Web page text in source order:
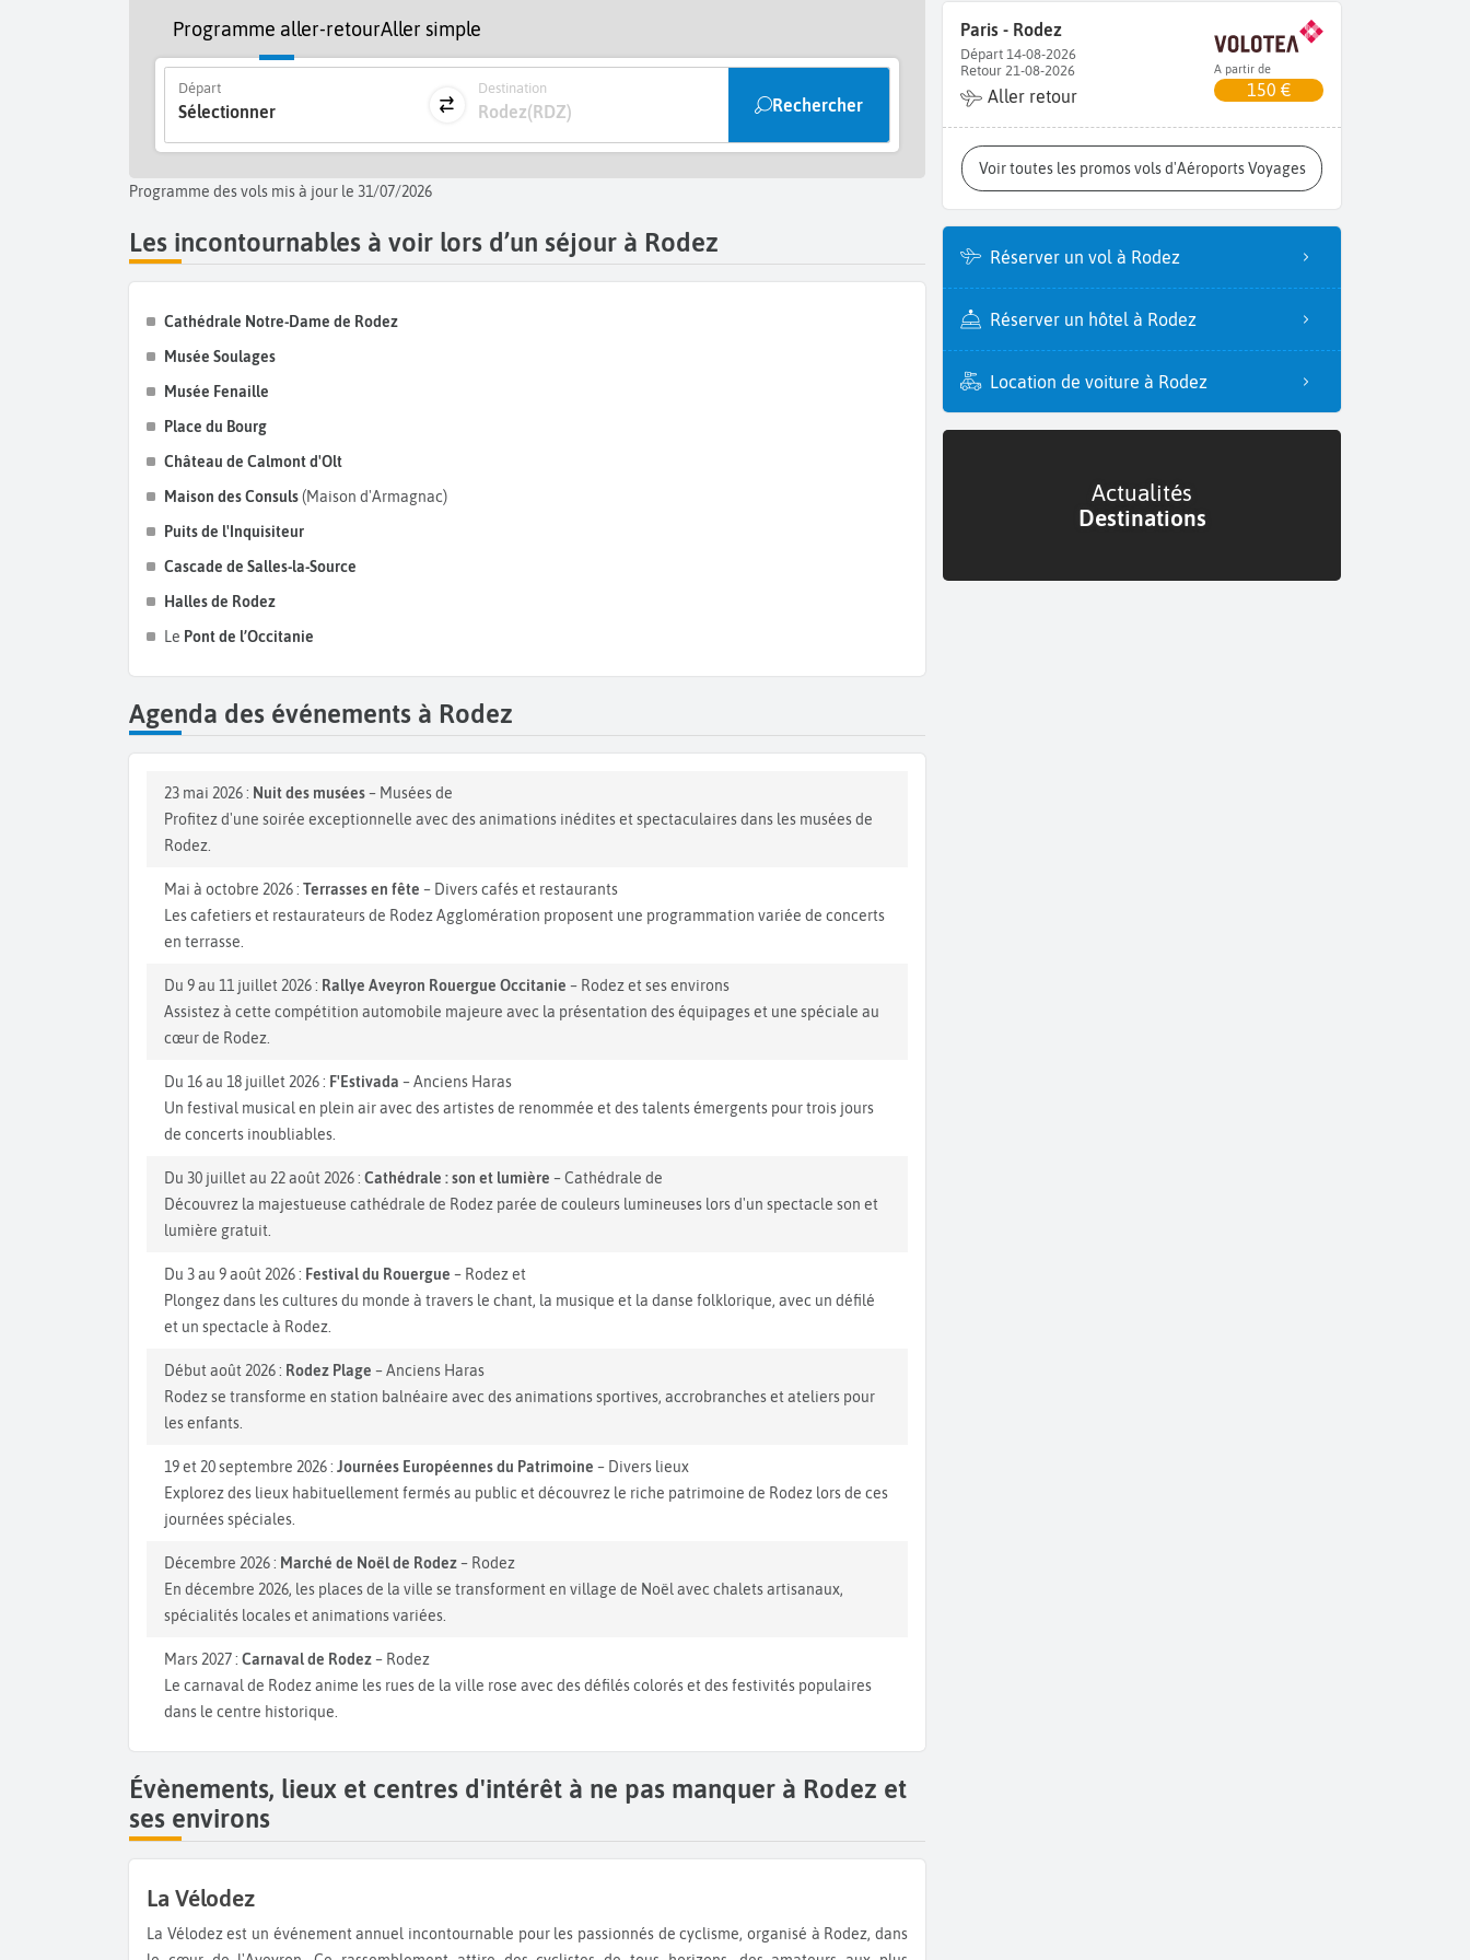
Programme aller-retourAller simple
Départ
Sélectionner
Destination
Rodez(RDZ) Rechercher
Programme des vols mis à jour le 31/07/2026
Les incontournables à voir lors d’un séjour à Rodez
Cathédrale Notre-Dame de Rodez
Musée Soulages
Musée Fenaille
Place du Bourg
Château de Calmont d'Olt
Maison des Consuls(Maison d'Armagnac)
Puits de l'Inquisiteur
Cascade de Salles-la-Source
Halles de Rodez
Le Pont de l’Occitanie
Agenda des événements à Rodez
23 mai 2026 : Nuit des musées– Musées de
Profitez d'une soirée exceptionnelle avec des animations inédites et spectaculaires dans les musées de
Rodez.
Mai à octobre 2026 : Terrasses en fête – Divers cafés et restaurants
Les cafetiers et restaurateurs de Rodez Agglomération proposent une programmation variée de concerts
en terrasse.
Du 9 au 11 juillet 2026 : Rallye Aveyron Rouergue Occitanie – Rodez et ses environs
Assistez à cette compétition automobile majeure avec la présentation des équipages et une spéciale au
cœur de Rodez.
Du 16 au 18 juillet 2026 : F'Estivada – Anciens Haras
Un festival musical en plein air avec des artistes de renommée et des talents émergents pour trois jours
de concerts inoubliables.
Du 30 juillet au 22 août 2026 : Cathédrale : son et lumière – Cathédrale de
Découvrez la majestueuse cathédrale de Rodez parée de couleurs lumineuses lors d'un spectacle son et
lumière gratuit.
Du 3 au 9 août 2026 : Festival du Rouergue – Rodez et
Plongez dans les cultures du monde à travers le chant, la musique et la danse folklorique, avec un défilé
et un spectacle à Rodez.
Début août 2026 : Rodez Plage – Anciens Haras
Rodez se transforme en station balnéaire avec des animations sportives, accrobranches et ateliers pour
les enfants.
19 et 20 septembre 2026 : Journées Européennes du Patrimoine – Divers lieux
Explorez des lieux habituellement fermés au public et découvrez le riche patrimoine de Rodez lors de ces
journées spéciales.
Décembre 2026 : Marché de Noël de Rodez– Rodez
En décembre 2026, les places de la ville se transforment en village de Noël avec chalets artisanaux,
spécialités locales et animations variées.
Mars 2027 : Carnaval de Rodez– Rodez
Le carnaval de Rodez anime les rues de la ville rose avec des défilés colorés et des festivités populaires
dans le centre historique.
Évènements, lieux et centres d'intérêt à ne pas manquer à Rodez et
ses environs
La Vélodez
La Vélodez est un événement annuel incontournable pour les passionnés de cyclisme, organisé à Rodez, dans
Paris - Rodez
Départ 14-08-2026
Retour 21-08-2026
Aller retour
A partir de
150 €
Voir toutes les promos vols d'Aéroports Voyages
Réserver un vol à Rodez
Réserver un hôtel à Rodez
Location de voiture à Rodez
Actualités
Destinations